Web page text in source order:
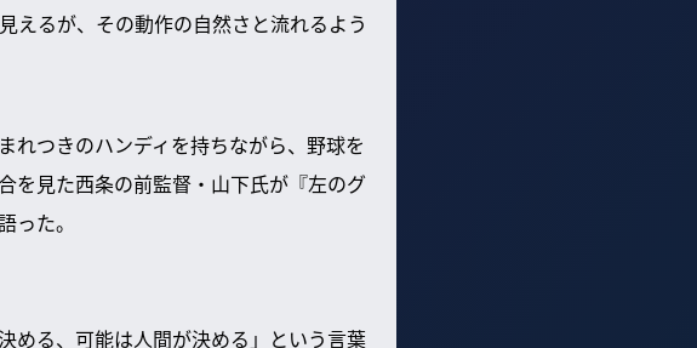
えるが、その動作の自然さと流れるよう
れつきのハンディを持ちながら、野球を
を見た西条の前監督・山下氏が『左のグ
った。
める、可能は人間が決める」という言葉